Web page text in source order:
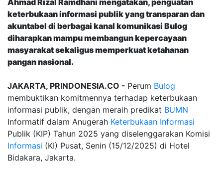
Ahmad Rizal Ramdhani mengatakan, penguatan
keterbukaan informasi publik yang transparan dan
akuntabel di berbagai kanal komunikasi Bulog
diharapkan mampu membangun kepercayaan
masyarakat sekaligus memperkuat ketahanan
pangan nasional.
JAKARTA, PRINDONESIA.CO - Perum Bulog
membuktikan komitmennya terhadap keterbukaan
informasi publik, dengan meraih predikat BUMN
Informatif dalam Anugerah Keterbukaan Informasi
Publik (KIP) Tahun 2025 yang diselenggarakan Komisi
Informasi (KI) Pusat, Senin (15/12/2025) di Hotel
Bidakara, Jakarta.